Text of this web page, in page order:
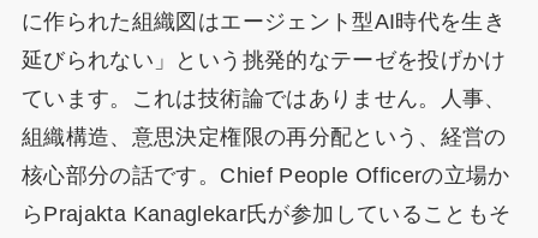
に作られた組織図はエージェント型AI時代を生き
延びられない」という挑発的なテーゼを投げかけ
ています。これは技術論ではありません。人事、
組織構造、意思決定権限の再分配という、経営の
核心部分の話です。Chief People Officerの立場か
らPrajakta Kanaglekar氏が参加していることもそ